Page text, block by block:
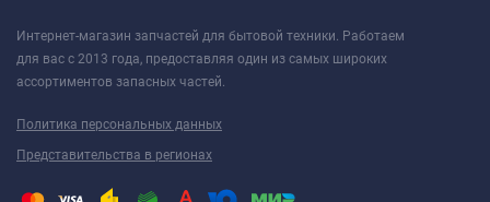
Интернет-магазин запчастей для бытовой техники. Работаем
для вас с 2013 года, предоставляя один из самых широких
ассортиментов запасных частей.
Политика персональных данных
Представительства в регионах